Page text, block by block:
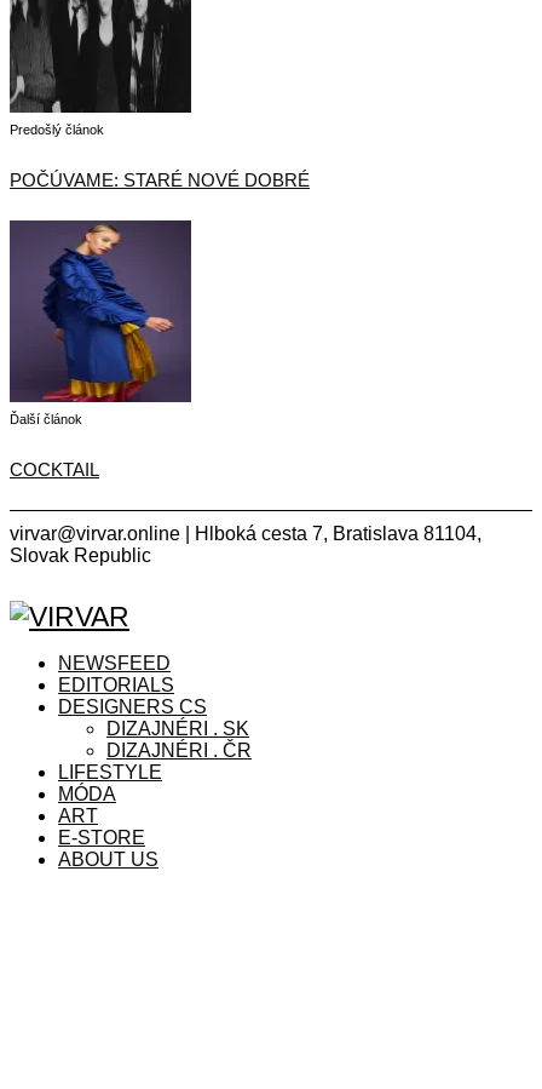
Predošlý článok
POČÚVAME: STARÉ NOVÉ DOBRÉ
Ďalší článok
COCKTAIL
virvar@virvar.online | Hlboká cesta 7, Bratislava 81104,
Slovak Republic
NEWSFEED
EDITORIALS
DESIGNERS CS
DIZAJNÉRI . SK
DIZAJNÉRI . ČR
LIFESTYLE
MÓDA
ART
E-STORE
ABOUT US